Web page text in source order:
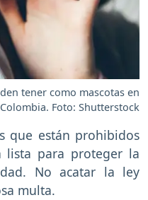
tener como mascotas en
Colombia. Foto: Shutterstock
que están prohibidos
lista para proteger la
No acatar la ley
multa.